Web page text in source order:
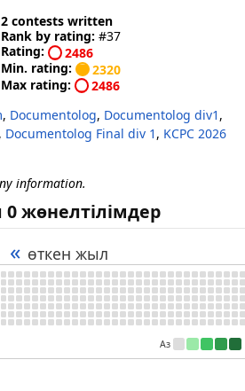
2 contests written
Rank by rating: #37
Rating:
2486
Min. rating:
2320
Max rating:
2486
, Documentolog, Documentolog div1 ,
, Documentolog Final div 1 , KCPC 2026
information.
жөнелтілімдер
« өткен жыл
Аз